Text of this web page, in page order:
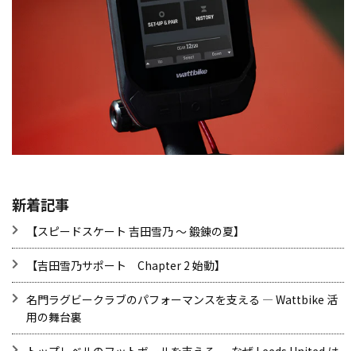
新着記事
【スピードスケート 吉田雪乃 ～ 鍛錬の夏】
【吉田雪乃サポート Chapter 2 始動】
名門ラグビークラブのパフォーマンスを支える ― Wattbike 活
用の舞台裏